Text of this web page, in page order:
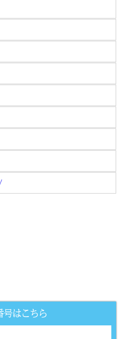
して適用される日本の法令、その
ポリシーの内容を適宜見直し、そ
号はこちら